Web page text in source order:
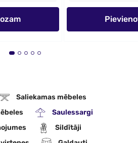
Saliekamas mēbeles
Saulessargi
Sildītāji